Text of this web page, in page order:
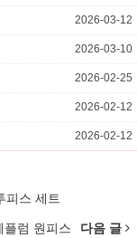
2026-03-12
2026-03-10
2026-02-25
2026-02-12
2026-02-12
피스 세트
플럼 원피스 다음 글